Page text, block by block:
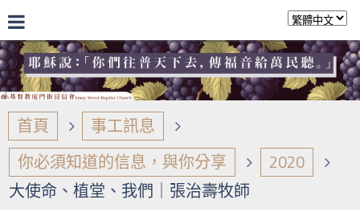
首頁
事工訊息
你必須知道的信息，與你分享
2020
大使命、植堂、我們｜張治壽牧師